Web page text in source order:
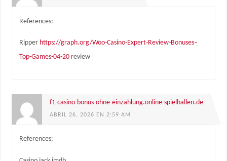
References:
Ripper https://graph.org/Woo-Casino-Expert-Review-Bonuses–
Top-Games-04-20review
f1-casino-bonus-ohne-einzahlung.online-spielhallen.de
ABRIL 26, 2026 EN 2:59 AM
References: